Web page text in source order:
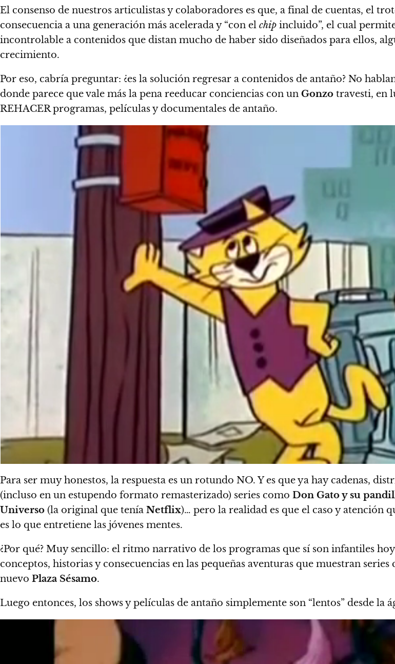
El consenso de nuestros articulistas y colaboradores es que, a final de cuentas, el
consecuencia a una generación más acelerada y “con el chip incluido”, el cual
incontrolable a contenidos que distan mucho de haber sido diseñados para ellos,
crecimiento.
Por eso, cabría preguntar: ¿es la solución regresar a contenidos de antaño? No
donde parece que vale más la pena reeducar conciencias con un Gonzo travesti, en
REHACER programas, películas y documentales de antaño.
Para ser muy honestos, la respuesta es un rotundo NO. Y es que ya hay cadenas,
(incluso en un estupendo formato remasterizado) series como Don Gato y su
Universo (la original que tenía Netflix)… pero la realidad es que el caso y atención
es lo que entretiene las jóvenes mentes.
¿Por qué? Muy sencillo: el ritmo narrativo de los programas que sí son infantiles
conceptos, historias y consecuencias en las pequeñas aventuras que muestran series
nuevo Plaza Sésamo.
Luego entonces, los shows y películas de antaño simplemente son “lentos” desde la